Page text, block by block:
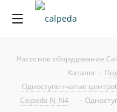
Насосное оборудование
Каталог -
Одноступенчатые
Calpeda N, N4
-